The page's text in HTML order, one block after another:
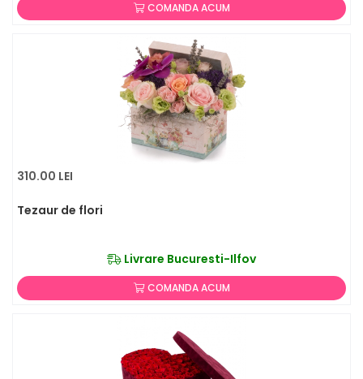
COMANDA ACUM
310.00 LEI
Tezaur de flori
Livrare Bucuresti-Ilfov
COMANDA ACUM